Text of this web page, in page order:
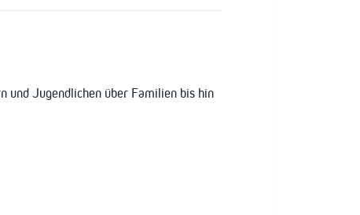
und Jugendlichen über Familien bis hin